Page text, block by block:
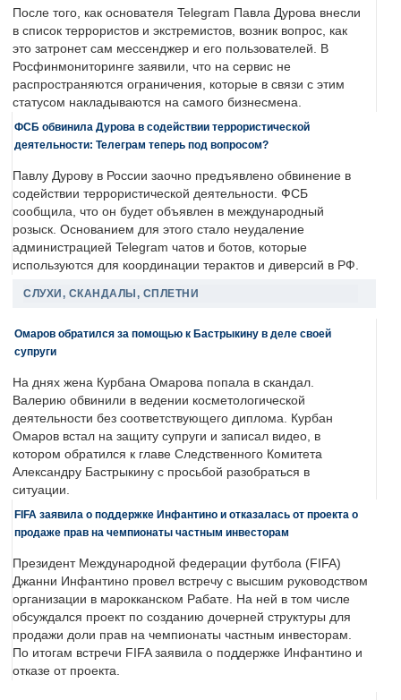
После того, как основателя Telegram Павла Дурова внесли
в список террористов и экстремистов, возник вопрос, как
это затронет сам мессенджер и его пользователей. В
Росфинмониторинге заявили, что на сервис не
распространяются ограничения, которые в связи с этим
статусом накладываются на самого бизнесмена.
ФСБ обвинила Дурова в содействии террористической
деятельности: Телеграм теперь под вопросом?
Павлу Дурову в России заочно предъявлено обвинение в
содействии террористической деятельности. ФСБ
сообщила, что он будет объявлен в международный
розыск. Основанием для этого стало неудаление
администрацией Telegram чатов и ботов, которые
используются для координации терактов и диверсий в РФ.
СЛУХИ, СКАНДАЛЫ, СПЛЕТНИ
Омаров обратился за помощью к Бастрыкину в деле своей
супруги
На днях жена Курбана Омарова попала в скандал.
Валерию обвинили в ведении косметологической
деятельности без соответствующего диплома. Курбан
Омаров встал на защиту супруги и записал видео, в
котором обратился к главе Следственного Комитета
Александру Бастрыкину с просьбой разобраться в
ситуации.
FIFA заявила о поддержке Инфантино и отказалась от проекта о
продаже прав на чемпионаты частным инвесторам
Президент Международной федерации футбола (FIFA)
Джанни Инфантино провел встречу с высшим руководством
организации в марокканском Рабате. На ней в том числе
обсуждался проект по созданию дочерней структуры для
продажи доли прав на чемпионаты частным инвесторам.
По итогам встречи FIFA заявила о поддержке Инфантино и
отказе от проекта.